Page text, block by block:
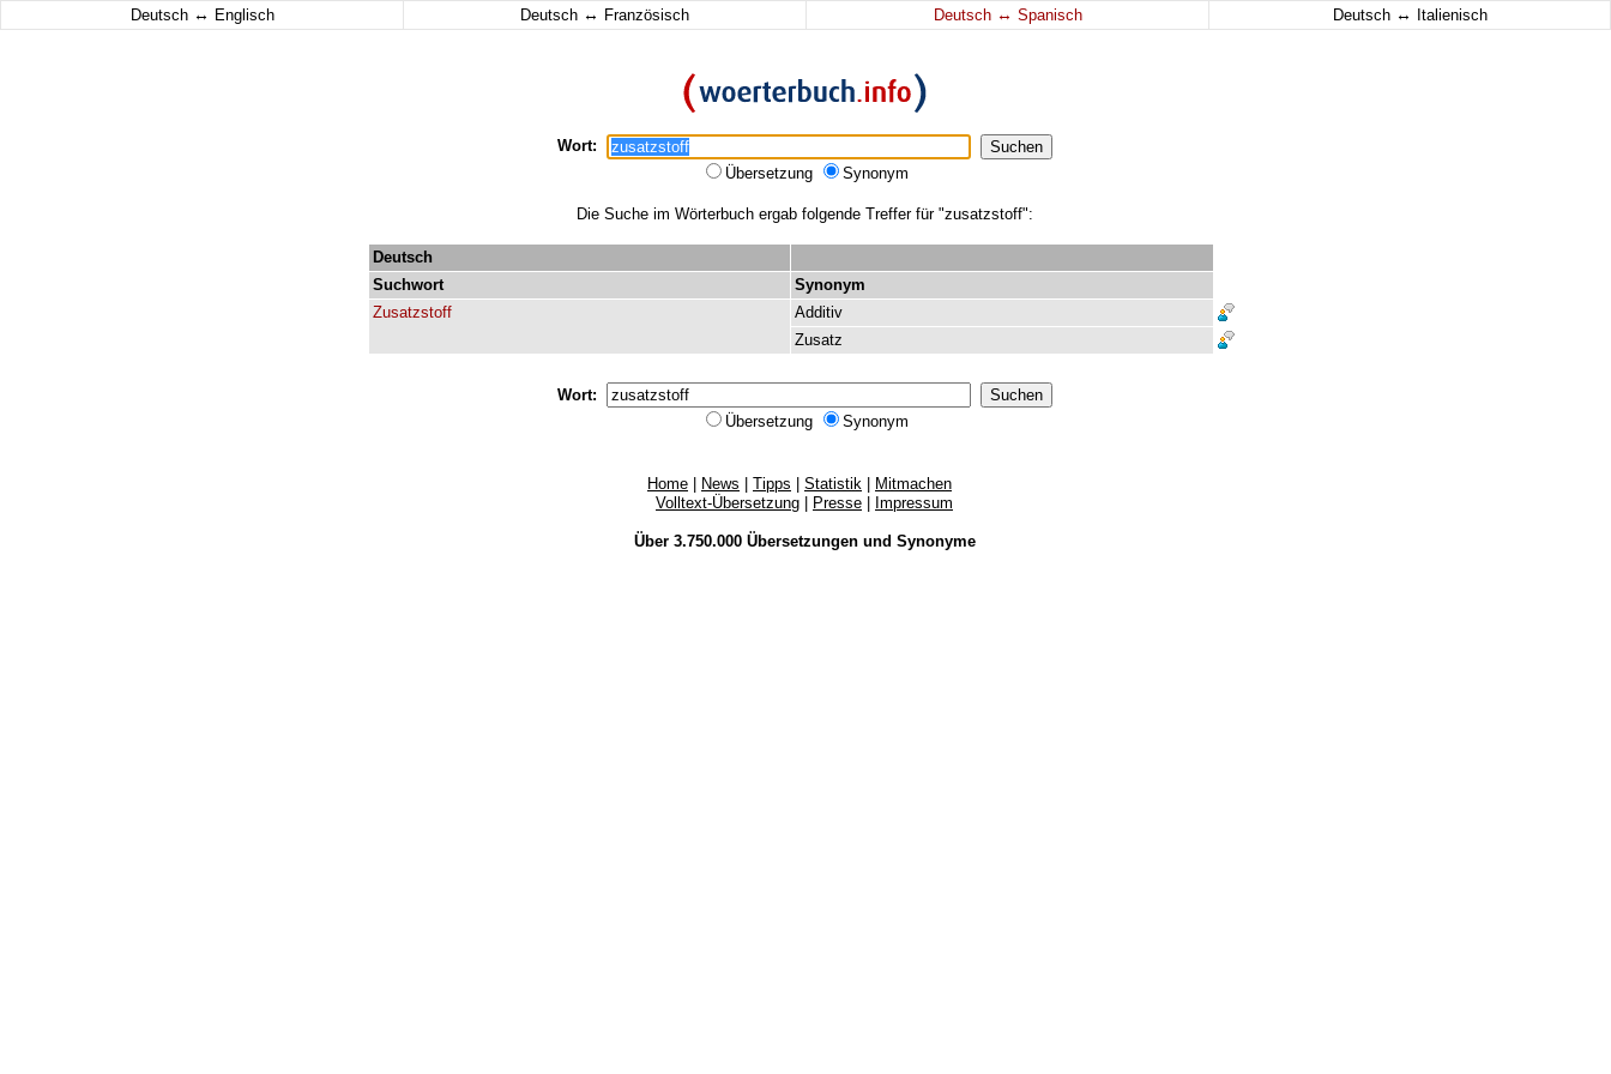
Deutsch ↔ Englisch Deutsch ↔ Französisch Deutsch ↔ Spanisch Deutsch ↔ Italienisch
Wort:
Übersetzung
Synonym
Die Suche im Wörterbuch ergab folgende Treffer für "zusatzstoff":
Deutsch
Suchwort
Synonym
Zusatzstoff
Additiv
Zusatz
Wort:
Übersetzung
Synonym
Home News Tipps Statistik
Mitmachen
Volltext-Übersetzung
Presse Impressum
Über 3.750.000 Übersetzungenund Synonyme